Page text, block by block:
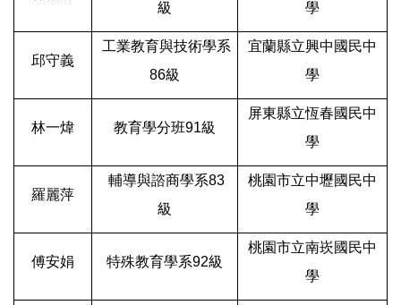
級
學
邱守義
工業教育與技術學系
86級
宜蘭縣立興中國民中
學
林一煒 教育學分班91級
屏東縣立恆春國民中
學
羅麗萍
輔導與諮商學系83
級
桃園市立中壢國民中
學
傅安娟 特殊教育學系92級
桃園市立南崁國民中
學